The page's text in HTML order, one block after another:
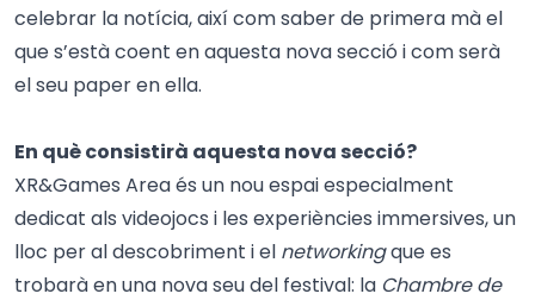
celebrar la notícia, així com saber de primera mà el
que s’està coent en aquesta nova secció i com serà
el seu paper en ella.
En què consistirà aquesta nova secció?
XR&Games Area és un nou espai especialment
dedicat als videojocs i les experiències immersives, un
lloc per al descobriment i el networkingque es
trobarà en una nova seu del festival: la Chambre de